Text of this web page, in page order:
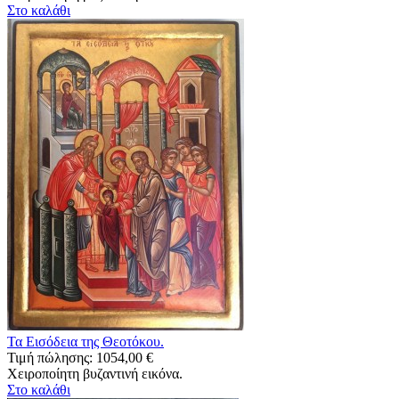
Στο καλάθι
Τα Εισόδεια της Θεοτόκου.
Τιμή πώλησης: 1054,00 €
Χειροποίητη βυζαντινή εικόνα.
Στο καλάθι